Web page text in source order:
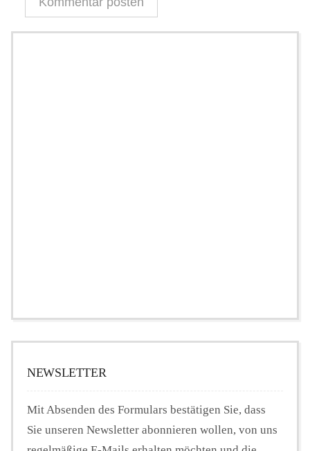
NEWSLETTER
Mit Absenden des Formulars bestätigen Sie, dass
Sie unseren Newsletter abonnieren wollen, von uns